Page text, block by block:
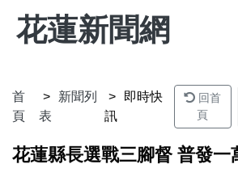
花蓮新聞網
首
頁
新聞列
表
即時快
訊
回首
頁
花蓮縣長選戰三腳督 普發一